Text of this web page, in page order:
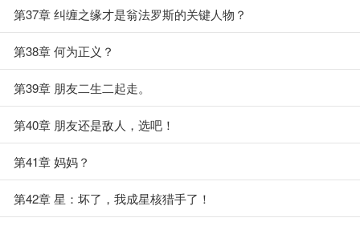
第37章 纠缠之缘才是翁法罗斯的关键人物？
第38章 何为正义？
第39章 朋友二生二起走。
第40章 朋友还是敌人，选吧！
第41章 妈妈？
第42章 星：坏了，我成星核猎手了！